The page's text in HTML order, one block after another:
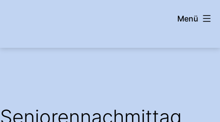
Menü
Seniorennachmittag